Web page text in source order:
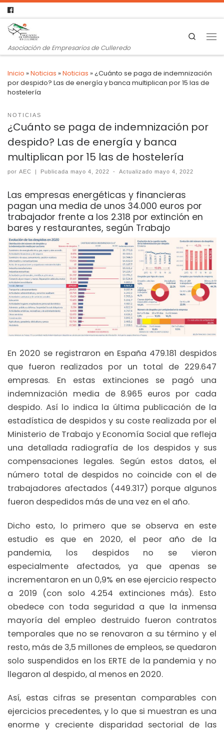
Asociación de Empresarios de Culleredo
Search
Inicio »Noticias »Noticias »¿Cuánto se paga de indemnización
por despido? Las de energía y banca multiplican por 15 las de
hostelería
NOTICIAS
¿Cuánto se paga de indemnización por
despido? Las de energía y banca
multiplican por 15 las de hostelería
por AEC | Publicadamayo 4, 2022 - Actualizadomayo 4, 2022
Las empresas energéticas y financieras
pagan una media de unos 34.000 euros por
trabajador frente a los 2.318 por extinción en
bares y restaurantes, según Trabajo
En 2020 se registraron en España 479.181 despidos
que fueron realizados por un total de 229.647
empresas. En estas extinciones se pagó una
indemnización media de 8.965 euros por cada
despido. Así lo indica la última publicación de la
estadística de despidos y su coste realizada por el
Ministerio de Trabajo y Economía Social que refleja
una detallada radiografía de los despidos y sus
compensaciones legales. Según estos datos, el
número total de despidos no coincide con el de
trabajadores afectados (449.317) porque algunos
fueron despedidos más de una vez en el año.
Dicho esto, lo primero que se observa en este
estudio es que en 2020, el peor año de la
pandemia, los despidos no se vieron
especialmente afectados, ya que apenas se
incrementaron en un 0,9% en ese ejercicio respecto
a 2019 (con solo 4.254 extinciones más). Esto
obedece con toda seguridad a que la inmensa
mayoría del empleo destruido fueron contratos
temporales que no se renovaron a su término y el
resto, más de 3,5 millones de empleos, se quedaron
solo suspendidos en los ERTE de la pandemia y no
llegaron al despido, al menos en 2020.
Así, estas cifras se presentan comparables con
ejercicios precedentes, y lo que si muestran es una
enorme y creciente disparidad sectorial de las